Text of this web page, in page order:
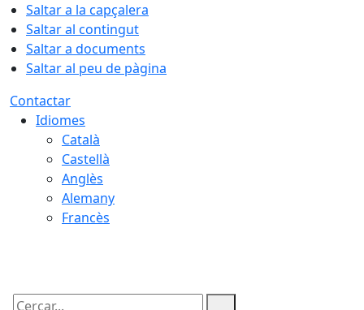
Saltar a la capçalera
Saltar al contingut
Saltar a documents
Saltar al peu de pàgina
Contactar
Idiomes
Català
Castellà
Anglès
Alemany
Francès